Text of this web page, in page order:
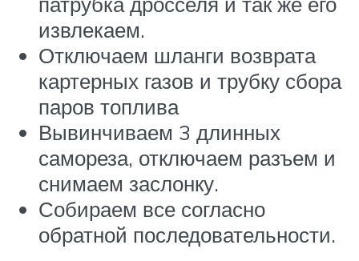
извлекаем.
Отключаем шланги возврата
картерных газов и трубку сбора
паров топлива
Вывинчиваем 3 длинных
самореза, отключаем разъем и
снимаем заслонку.
Собираем все согласно
обратной последовательности.